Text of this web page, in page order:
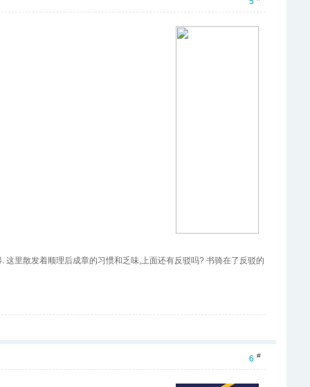
里散发着顺理后成章的习惯和乏味,上面还有反驳吗? 书骑在了反驳的
6 #